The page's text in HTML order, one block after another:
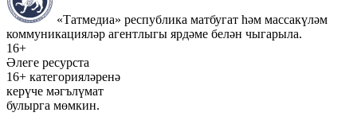
«Татмедиа» республика матбугат һәм массакүләм
коммуникацияләр агентлыгы ярдәме белән чыгарыла.
16+
Әлеге ресурста
16+ категорияләренә
керүче мәгълүмат
булырга мөмкин.